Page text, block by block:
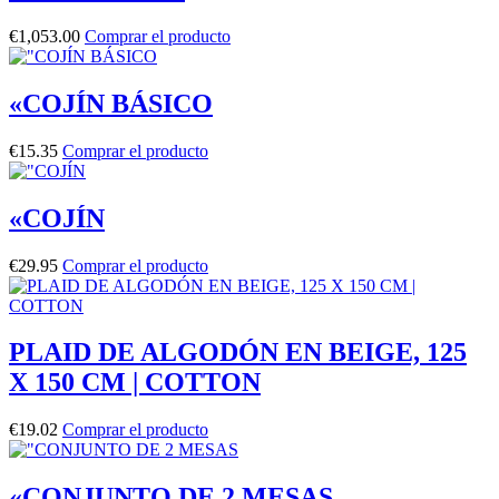
€1,053.00 Comprar el producto
«COJÍN BÁSICO
€15.35 Comprar el producto
«COJÍN
€29.95 Comprar el producto
PLAID DE ALGODÓN EN BEIGE, 125
X 150 CM | COTTON
€19.02 Comprar el producto